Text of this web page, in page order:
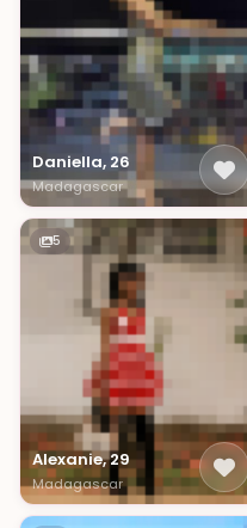
Daniella, 26
Madagascar
5
Alexanie, 29
Madagascar